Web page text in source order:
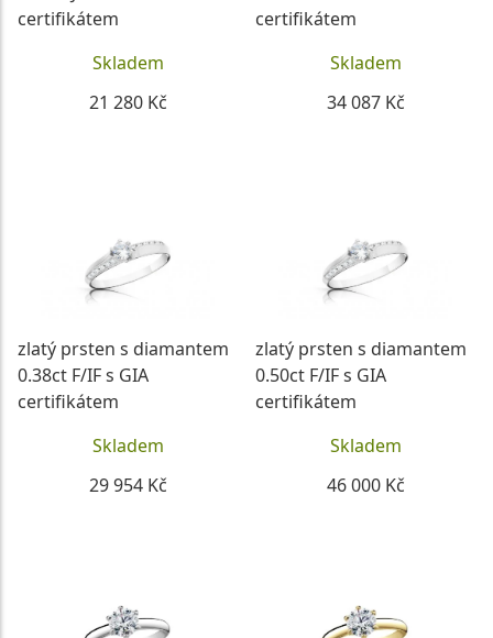
certifikátem
Skladem
21 280 Kč
certifikátem
Skladem
34 087 Kč
zlatý prsten s diamantem
0.38ct F/IF s GIA
certifikátem
Skladem
29 954 Kč
zlatý prsten s diamantem
0.50ct F/IF s GIA
certifikátem
Skladem
46 000 Kč